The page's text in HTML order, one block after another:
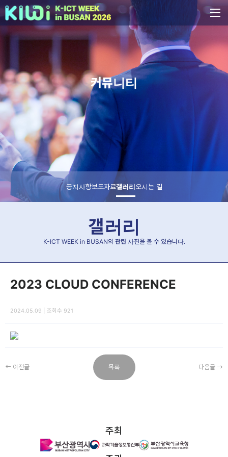
커뮤니티
공지사항보도자료갤러리오시는 길
갤러리
K-ICT WEEK in BUSAN의 관련 사진을 볼 수 있습니다.
2023 CLOUD CONFERENCE
2024.05.09 | 조회수 921
이전글 목록 다음글
주최